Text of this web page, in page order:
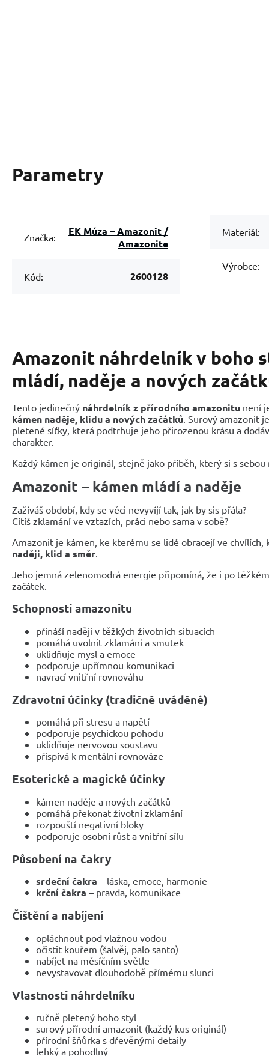
Parametry
Značka:
EK Múza – Amazonit /
Amazonite
Kód: 2600128
Materiál:
Výrobce:
Amazonit náhrdelník v boho
mládí, naděje a nových
Tento jedinečný náhrdelník z přírodního amazonitu není
kámen naděje, klidu a nových začátků . Surový amazonit
pletené síťky, která podtrhuje jeho přirozenou krásu a
charakter.
Každý kámen je originál, stejně jako příběh, který si s sebou
Amazonit – kámen mládí a naděje
Zažíváš období, kdy se věci nevyvíjí tak, jak by sis přála?
Cítíš zklamání ve vztazích, práci nebo sama v sobě?
Amazonit je kámen, ke kterému se lidé obracejí ve
naději, klid a směr
Jeho jemná zelenomodrá energie připomíná, že i po
začátek.
Schopnosti amazonitu
přináší naději v těžkých životních situacích
pomáhá uvolnit zklamání a smutek
uklidňuje mysl a emoce
podporuje upřímnou komunikaci
navrací vnitřní rovnováhu
Zdravotní účinky (tradičně uváděné)
pomáhá při stresu a napětí
podporuje psychickou pohodu
uklidňuje nervovou soustavu
přispívá k mentální rovnováze
Esoterické a magické účinky
kámen naděje a nových začátků
pomáhá překonat životní zklamání
rozpouští negativní bloky
podporuje osobní růst a vnitřní sílu
Působení na čakry
srdeční čakra – láska, emoce, harmonie
krční čakra – pravda, komunikace
Čištění a nabíjení
opláchnout pod vlažnou vodou
očistit kouřem (šalvěj, palo santo)
nabíjet na měsíčním světle
nevystavovat dlouhodobě přímému slunci
Vlastnosti náhrdelníku
ručně pletený boho styl
surový přírodní amazonit (každý kus originál)
přírodní šňůrka s dřevěnými detaily
lehký a pohodlný